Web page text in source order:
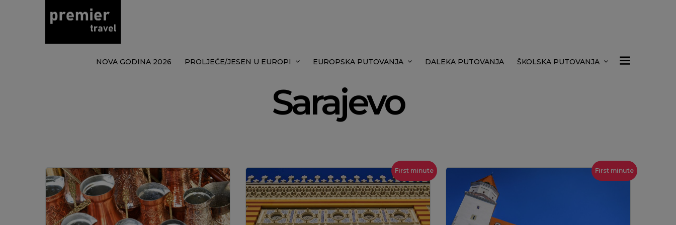
NOVA GODINA 2026 PROLJEĆE/JESEN U EUROPI EUROPSKA PUTOVANJA DALEKA PUTOVANJA ŠKOLSKA PUTOVANJA
Sarajevo
First minute First minute